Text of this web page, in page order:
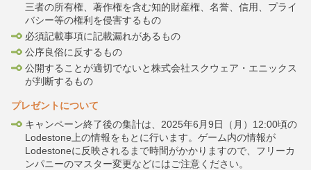
三者の所有権、著作権を含む知的財産権、名誉、信用、プライ
バシー等の権利を侵害するもの
必須記載事項に記載漏れがあるもの
公序良俗に反するもの
公開することが適切でないと株式会社スクウェア・エニックス
が判断するもの
プレゼントについて
キャンペーン終了後の集計は、2025年6月9日（月）12:00頃の
Lodestone上の情報をもとに行います。ゲーム内の情報が
Lodestoneに反映されるまで時間がかかりますので、フリーカ
ンパニーのマスター変更などにはご注意ください。